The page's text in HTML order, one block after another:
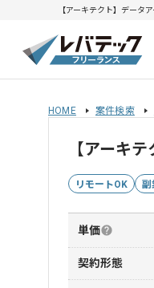
【アーキテクト】データ
HOME 案件検索
【アーキ
リモートOK 副
単価
契約形態